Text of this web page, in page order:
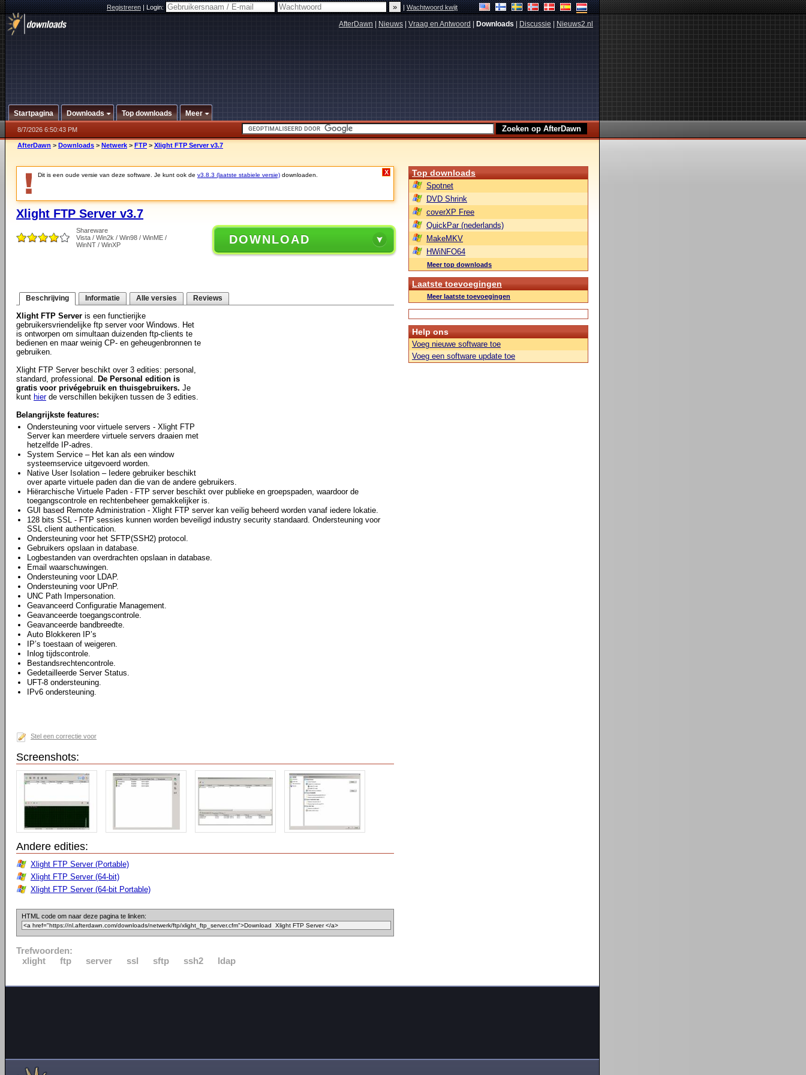
Registreren|Login: |Wachtwoord kwijt
AfterDawn Nieuws Vraag en Antwoord Downloads Discussie Nieuws2.nl
Startpagina Downloads Top downloads Meer
8/7/2026 6:50:43 PM
AfterDawn > Downloads > Netwerk > FTP > Xlight FTP Server v3.7
Dit is een oude versie van deze software. Je kunt ook de v3.8.3 (laatste stabiele versie) downloaden. X
Xlight FTP Server v3.7
Shareware
Vista / Win2k / Win98 / WinME /
WinNT / WinXP
DOWNLOAD
Beschrijving Informatie Alle versies Reviews
Xlight FTP Server is een functierijke
gebruikersvriendelijke ftp server voor Windows. Het
is ontworpen om simultaan duizenden ftp-clients te
bedienen en maar weinig CP- en geheugenbronnen te
gebruiken.
Xlight FTP Server beschikt over 3 edities: personal,
standard, professional. De Personal edition is
gratis voor privégebruik en thuisgebruikers. Je
kunt hierde verschillen bekijken tussen de 3 edities.
Belangrijkste features:
Ondersteuning voor virtuele servers - Xlight FTP
Server kan meerdere virtuele servers draaien met
hetzelfde IP-adres.
System Service – Het kan als een window
systeemservice uitgevoerd worden.
Native User Isolation – Iedere gebruiker beschikt
over aparte virtuele paden dan die van de andere gebruikers.
Hiërarchische Virtuele Paden - FTP server beschikt over publieke en groepspaden, waardoor de
toegangscontrole en rechtenbeheer gemakkelijker is.
GUI based Remote Administration - Xlight FTP server kan veilig beheerd worden vanaf iedere lokatie.
128 bits SSL - FTP sessies kunnen worden beveiligd industry security standaard. Ondersteuning voor
SSL client authentication.
Ondersteuning voor het SFTP(SSH2) protocol.
Gebruikers opslaan in database.
Logbestanden van overdrachten opslaan in database.
Email waarschuwingen.
Ondersteuning voor LDAP.
Ondersteuning voor UPnP.
UNC Path Impersonation.
Geavanceerd Configuratie Management.
Geavanceerde toegangscontrole.
Geavanceerde bandbreedte.
Auto Blokkeren IP’s
IP’s toestaan of weigeren.
Inlog tijdscontrole.
Bestandsrechtencontrole.
Gedetailleerde Server Status.
UFT-8 ondersteuning.
IPv6 ondersteuning.
Stel een correctie voor
Screenshots:
Andere edities:
Xlight FTP Server (Portable)
Xlight FTP Server (64-bit)
Xlight FTP Server (64-bit Portable)
HTML code om naar deze pagina te linken:
Trefwoorden:
xlight
ftp server ssl sftp ssh2 ldap
Top downloads
Spotnet
DVD Shrink
coverXP Free
QuickPar (nederlands)
MakeMKV
HWiNFO64
Meer top downloads
Laatste toevoegingen
Meer laatste toevoegingen
Help ons
Voeg nieuwe software toe
Voeg een software update toe